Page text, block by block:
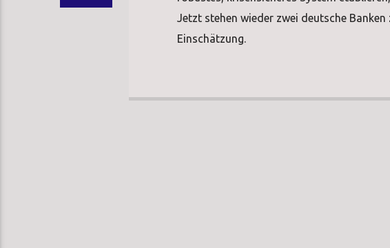
Jetzt stehen wieder zwei deutsche
Einschätzung.